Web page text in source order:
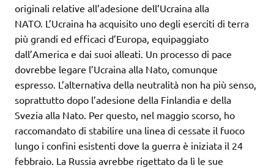
originali relative all’adesione dell’Ucraina alla
NATO. L’Ucraina ha acquisito uno degli eserciti di terra
più grandi ed efficaci d’Europa, equipaggiato
dall’America e dai suoi alleati. Un processo di pace
dovrebbe legare l’Ucraina alla Nato, comunque
espresso. L’alternativa della neutralità non ha più senso,
soprattutto dopo l’adesione della Finlandia e della
Svezia alla Nato. Per questo, nel maggio scorso, ho
raccomandato di stabilire una linea di cessate il fuoco
lungo i confini esistenti dove la guerra è iniziata il 24
febbraio. La Russia avrebbe rigettato da lì le sue